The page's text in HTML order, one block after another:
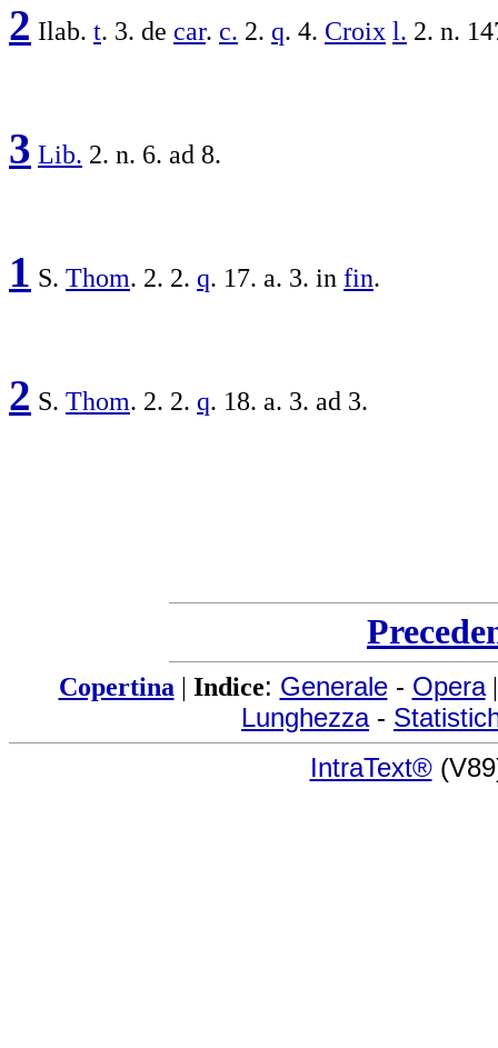
2 Ilab. t. 3. de car. c. 2. q. 4. Croix l. 2. n.
3 Lib. 2. n. 6. ad 8.
1 S. Thom. 2. 2. q. 17. a. 3. in fin.
2 S. Thom. 2. 2. q. 18. a. 3. ad 3.
Copertina | Indice: Generale- Opera
Lunghezza-
IntraText®